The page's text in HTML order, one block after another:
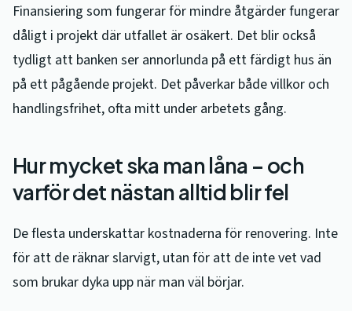
Finansiering som fungerar för mindre åtgärder fungerar
dåligt i projekt där utfallet är osäkert. Det blir också
tydligt att banken ser annorlunda på ett färdigt hus än
på ett pågående projekt. Det påverkar både villkor och
handlingsfrihet, ofta mitt under arbetets gång.
Hur mycket ska man låna – och
varför det nästan alltid blir fel
De flesta underskattar kostnaderna för renovering. Inte
för att de räknar slarvigt, utan för att de inte vet vad
som brukar dyka upp när man väl börjar.